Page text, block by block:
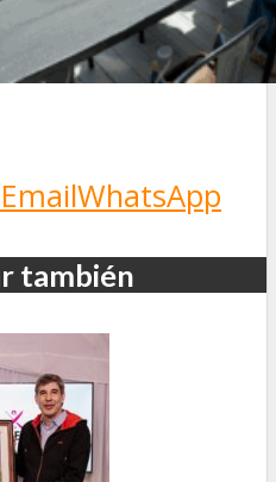
EmailWhatsApp
también